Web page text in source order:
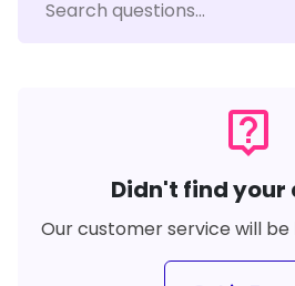
live_help
Didn't find your
Our customer service will